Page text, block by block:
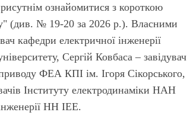
ознайо­митися з короткою
(див. № 19-20 за 2026 р.). Власними
кафедри електричної інженерії
Сергій Ковбаса – завідувач
ФЕА КПІ ім. Ігоря Сікорського,
Інституту електродинаміки НАН
НН ІЕЕ.